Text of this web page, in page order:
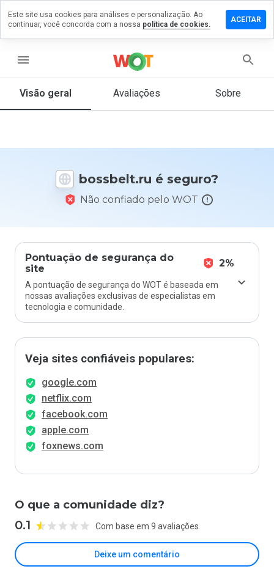
menu
Visão geral Avaliações Sobre
bossbelt.ru é seguro?
Não confiado pelo WOT
Pontuação de segurança do
site
2%
A pontuação de segurança do WOT é baseada em
nossas avaliações exclusivas de especialistas em
tecnologia e comunidade.
Veja sites confiáveis populares:
google.com
netflix.com
facebook.com
apple.com
foxnews.com
O que a comunidade diz?
0.1 Com base em 9 avaliações
Deixe um comentário
um
que
Este site usa cookies para análises e personalização. Ao
continuar, você concorda com a nossa política de cookies.
ACEITAR